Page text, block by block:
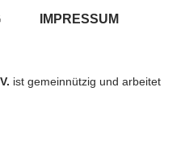
IMPRESSUM
ist gemeinnützig und arbeitet